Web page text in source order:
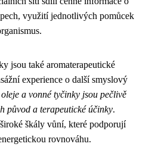
využití jednotlivých pomůcek
jsou také aromaterapeutické
experience o další smyslový
a vonné tyčinky jsou pečlivě
původ a terapeutické účinky.
škály vůní, které podporují
rovnováhu.